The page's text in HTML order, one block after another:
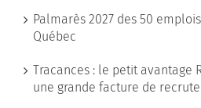
Palmarès 2027 des 50
Québec
Tracances : le petit avantage
une grande facture de